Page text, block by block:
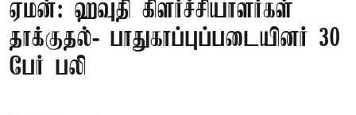
ஏமன்: ஹவுதி கிளர்ச்சியாளர்கள்
தாக்குதல்- பாதுகாப்புப்படையினர் 30
பேர் பலி